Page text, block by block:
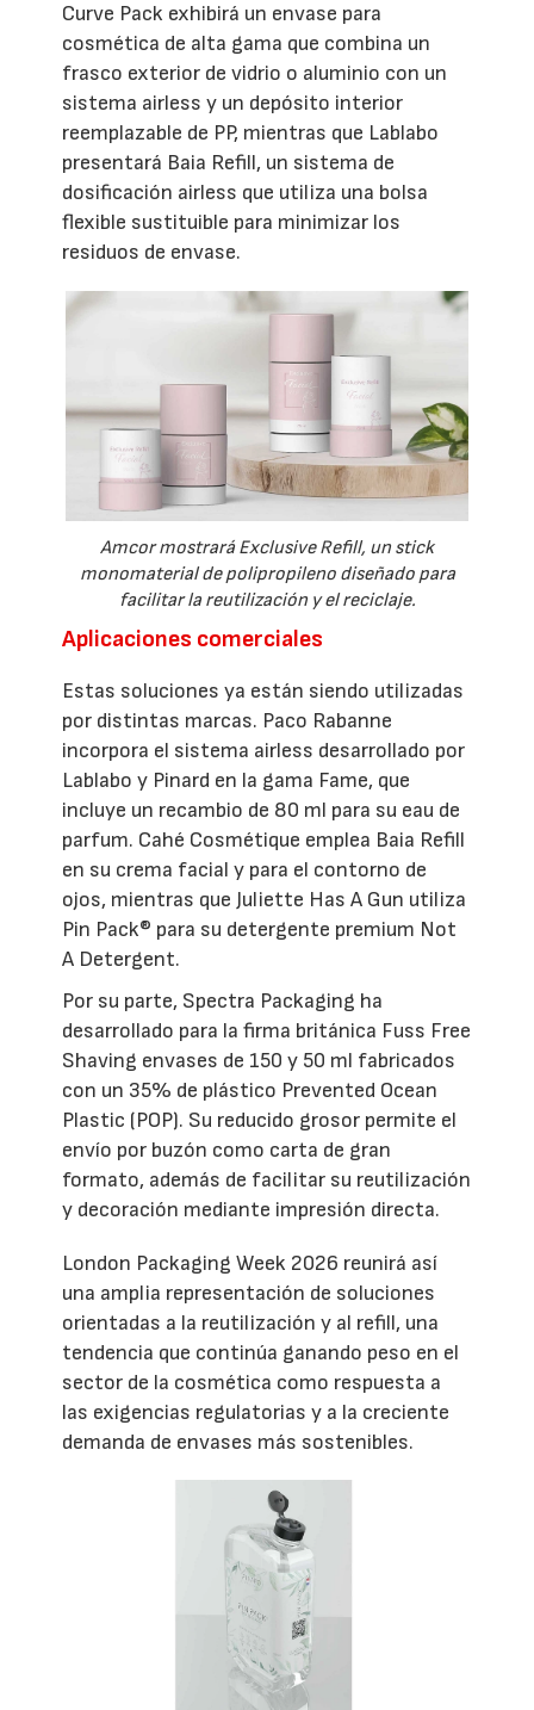
Curve Pack exhibirá un envase para
cosmética de alta gama que combina un
frasco exterior de vidrio o aluminio con un
sistema airless y un depósito interior
reemplazable de PP, mientras que Lablabo
presentará Baia Refill, un sistema de
dosificación airless que utiliza una bolsa
flexible sustituible para minimizar los
residuos de envase.
Amcor mostrará Exclusive Refill, un stick
monomaterial de polipropileno diseñado para
facilitar la reutilización y el reciclaje.
Aplicaciones comerciales
Estas soluciones ya están siendo utilizadas
por distintas marcas. Paco Rabanne
incorpora el sistema airless desarrollado por
Lablabo y Pinard en la gama Fame, que
incluye un recambio de 80 ml para su eau de
parfum. Cahé Cosmétique emplea Baia Refill
en su crema facial y para el contorno de
ojos, mientras que Juliette Has A Gun utiliza
Pin Pack® para su detergente premium Not
A Detergent.
Por su parte, Spectra Packaging ha
desarrollado para la firma británica Fuss Free
Shaving envases de 150 y 50 ml fabricados
con un 35% de plástico Prevented Ocean
Plastic (POP). Su reducido grosor permite el
envío por buzón como carta de gran
formato, además de facilitar su reutilización
y decoración mediante impresión directa.
London Packaging Week 2026 reunirá así
una amplia representación de soluciones
orientadas a la reutilización y al refill, una
tendencia que continúa ganando peso en el
sector de la cosmética como respuesta a
las exigencias regulatorias y a la creciente
demanda de envases más sostenibles.